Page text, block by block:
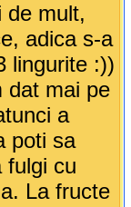
de mult,
adica s-a
lingurite :))
dat mai pe
a
poti sa
fulgi cu
La fructe